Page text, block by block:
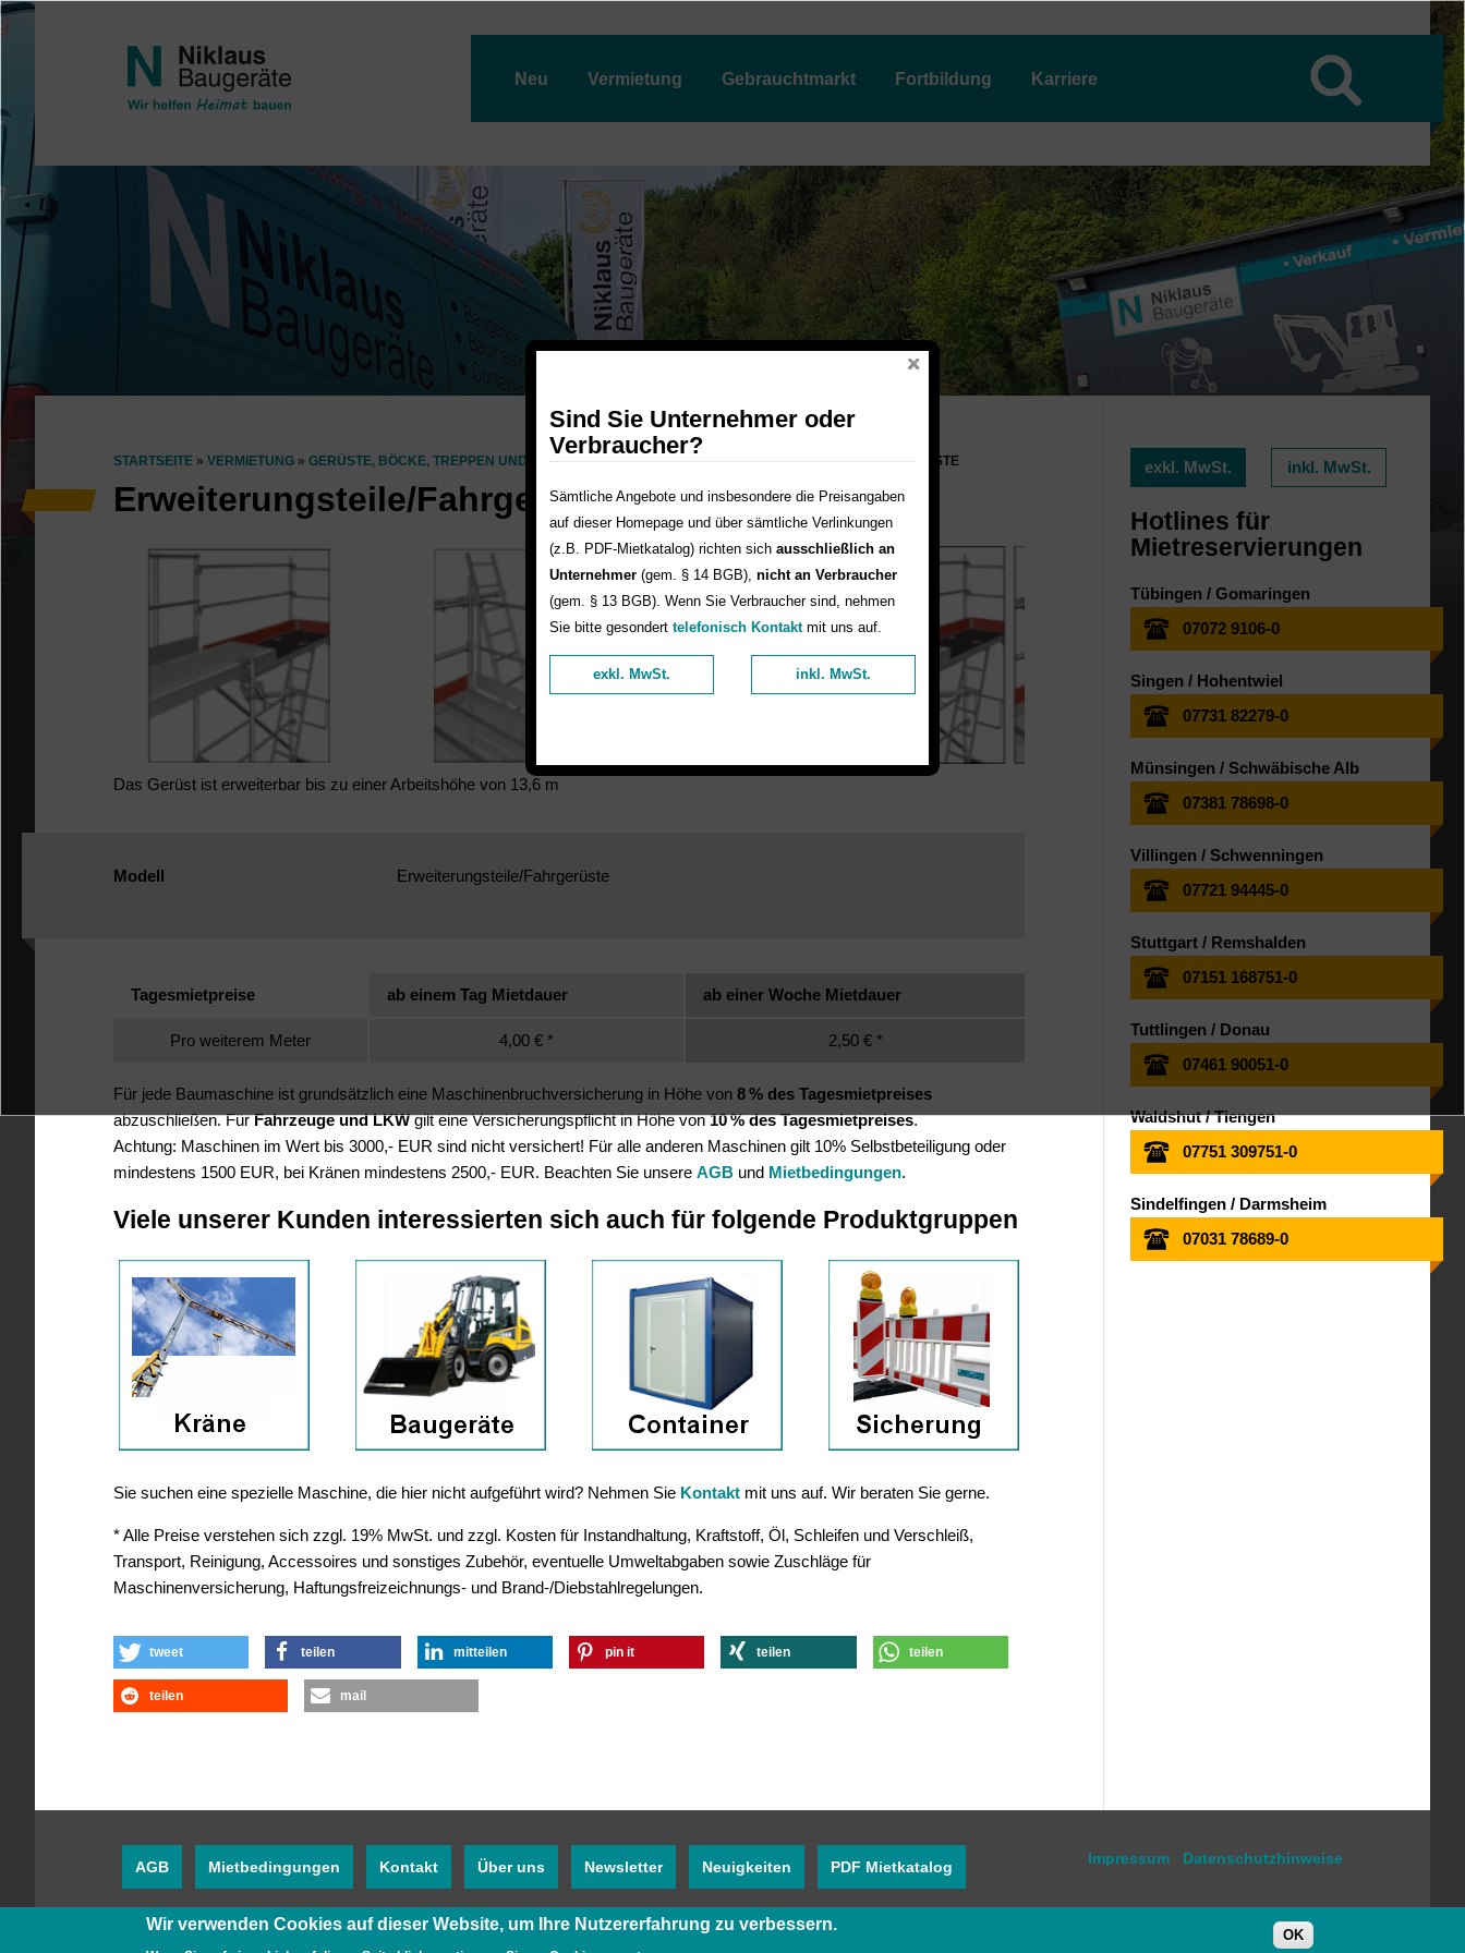
Direkt zum Inhalt
Neu Vermietung Gebrauchtmarkt Fortbildung Karriere
STARTSEITE VERMIETUNG GERÜSTE, BÖCKE, TREPPEN UND LEITERN FAHRGERÜSTE ERWEITERUNGSTEILE/FAHRGERÜSTE
Erweiterungsteile/Fahrgerüste mieten
Das Gerüst ist erweiterbar bis zu einer Arbeitshöhe von 13,6 m
Modell Erweiterungsteile/Fahrgerüste
Tagesmietpreise ab einem Tag Mietdauer ab einer Woche Mietdauer
Pro weiterem Meter 4,00 € * 2,50 € *
Für jede Baumaschine ist grundsätzlich eine Maschinenbruchversicherung in Höhe von 8 % des Tagesmietpreises
abzuschließen. FürFahrzeuge und LKWgilt eine Versicherungspflicht in Höhe von10 % des Tagesmietpreises.
Achtung: Maschinen im Wert bis 3000,- EUR sind nicht versichert! Für alle anderen Maschinen gilt 10% Selbstbeteiligung oder
mindestens 1500 EUR, bei Kränen mindestens 2500,- EUR. Beachten Sie unsere AGB und Mietbedingungen.
Viele unserer Kunden interessierten sich auch für folgende Produktgruppen
Sie suchen eine spezielle Maschine, die hier nicht aufgeführt wird? Nehmen Sie Kontakt mit uns auf. Wir beraten Sie gerne.
* Alle Preise verstehen sich zzgl. 19% MwSt. und zzgl. Kosten für Instandhaltung, Kraftstoff, Öl, Schleifen und Verschleiß,
Transport, Reinigung, Accessoires und sonstiges Zubehör, eventuelle Umweltabgaben sowie Zuschläge für
Maschinenversicherung, Haftungsfreizeichnungs- und Brand-/Diebstahlregelungen.
tweet teilen mitteilen pin it teilen teilen
teilen mail
exkl. MwSt. inkl. MwSt.
Hotlines für
Mietreservierungen
Tübingen / Gomaringen
07072 9106-0
Singen / Hohentwiel
07731 82279-0
Münsingen / Schwäbische Alb
07381 78698-0
Villingen / Schwenningen
07721 94445-0
Stuttgart / Remshalden
07151 168751-0
Tuttlingen / Donau
07461 90051-0
Waldshut / Tiengen
07751 309751-0
Sindelfingen / Darmsheim
07031 78689-0
AGB Mietbedingungen Kontakt Über uns Newsletter Neuigkeiten PDF Mietkatalog Impressum Datenschutzhinweise
Twitter Facebook YouTube Instagram
Wir verwenden Cookies auf dieser Website, um Ihre Nutzererfahrung zu verbessern.
OK
Sind Sie Unternehmer oder
Verbraucher?
Sämtliche Angebote und insbesondere die Preisangaben
auf dieser Homepage und über sämtliche Verlinkungen
(z.B. PDF-Mietkatalog) richten sich ausschließlich an
Unternehmer (gem. § 14 BGB), nicht an Verbraucher
(gem. § 13 BGB). Wenn Sie Verbraucher sind, nehmen
Sie bitte gesondert telefonisch Kontaktmit uns auf.
exkl. MwSt. inkl. MwSt.